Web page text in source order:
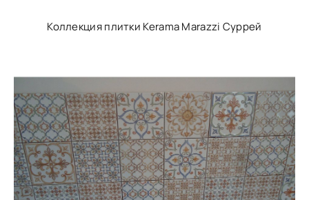
Коллекция плитки Kerama Marazzi Суррей